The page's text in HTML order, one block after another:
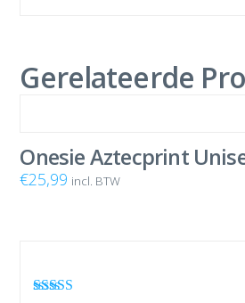
Gerelateerde
Onesie Aztecprint
€25,99 incl. BTW